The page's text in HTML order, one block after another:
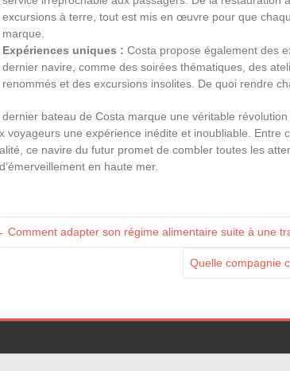
excursions à terre, tout est mis en œuvre pour que
marque.
Expériences uniques : Costa propose également des
dernier navire, comme des soirées thématiques, des
renommés et des excursions insolites. De quoi rendre
dernier bateau de Costa marque une véritable
voyageurs une expérience inédite et inoubliable. Entre
ce navire du futur promet de combler toutes les
en haute mer.
Comment adapter son régime alimentaire suite à une
Quelle compagnie